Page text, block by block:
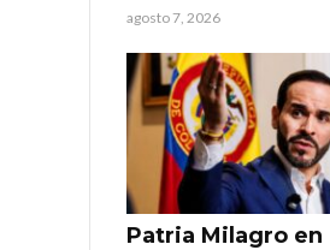
agosto 7, 2026
Patria Milagro en